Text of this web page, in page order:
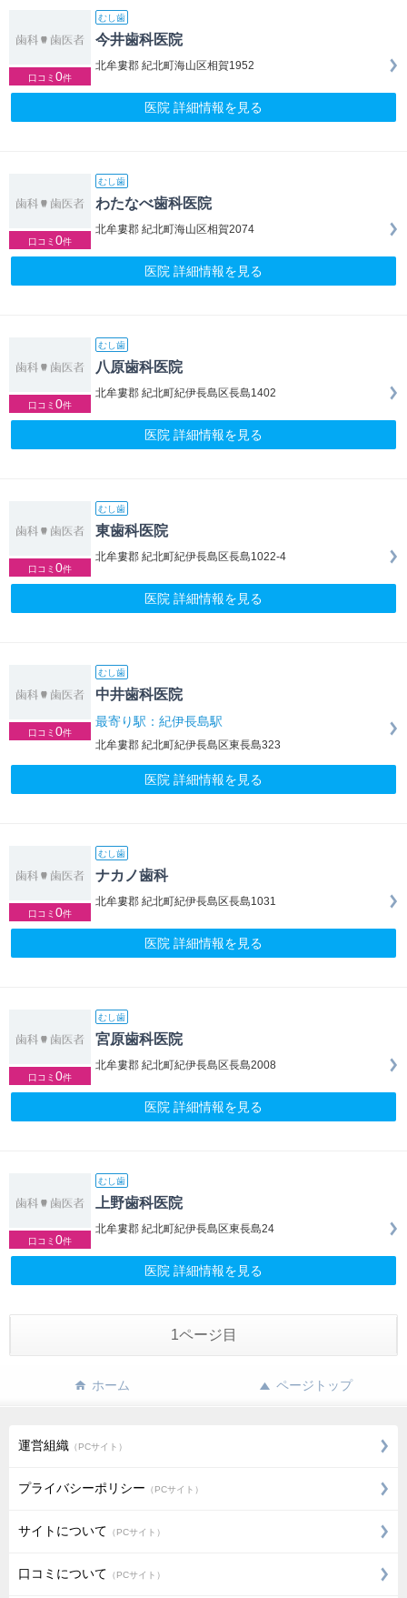
口コミ 0件
むし歯
今井歯科医院
北牟婁郡 紀北町海山区相賀1952
医院 詳細情報を見る
口コミ 0件
むし歯
わたなべ歯科医院
北牟婁郡 紀北町海山区相賀2074
医院 詳細情報を見る
口コミ 0件
むし歯
八原歯科医院
北牟婁郡 紀北町紀伊長島区長島1402
医院 詳細情報を見る
口コミ 0件
むし歯
東歯科医院
北牟婁郡 紀北町紀伊長島区長島1022-4
医院 詳細情報を見る
口コミ 0件
むし歯
中井歯科医院
最寄り駅：紀伊長島駅
北牟婁郡 紀北町紀伊長島区東長島323
医院 詳細情報を見る
口コミ 0件
むし歯
ナカノ歯科
北牟婁郡 紀北町紀伊長島区長島1031
医院 詳細情報を見る
口コミ 0件
むし歯
宮原歯科医院
北牟婁郡 紀北町紀伊長島区長島2008
医院 詳細情報を見る
口コミ 0件
むし歯
上野歯科医院
北牟婁郡 紀北町紀伊長島区東長島24
医院 詳細情報を見る
1ページ目
ホーム ページトップ
運営組織 （PCサイト）
プライバシーポリシー （PCサイト）
サイトについて （PCサイト）
口コミについて （PCサイト）